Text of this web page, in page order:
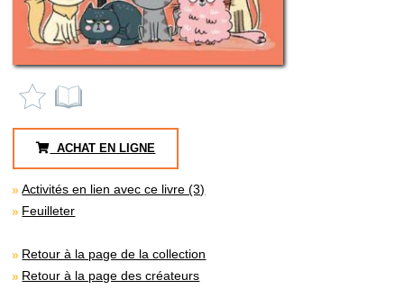
ACHAT EN LIGNE
Activités en lien avec ce livre (3)
Feuilleter
Retour à la page de la collection
Retour à la page des créateurs